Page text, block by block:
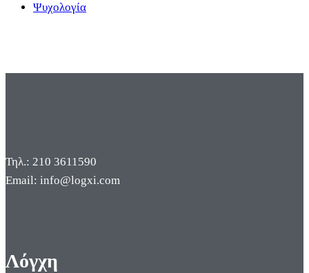
Ψυχολογία
Τηλ.: 210 3611590
Email: info@logxi.com
Λόγχη